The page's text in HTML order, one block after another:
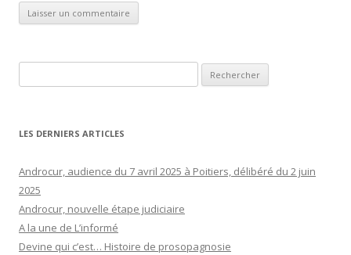
LES DERNIERS ARTICLES
Androcur, audience du 7 avril 2025 à Poitiers, délibéré du 2 juin
2025
Androcur, nouvelle étape judiciaire
A la une de L’informé
Devine qui c’est… Histoire de prosopagnosie